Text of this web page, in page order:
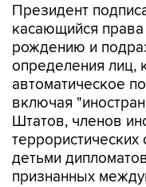
Президент
касающийся
рождению и
определения лиц,
автоматическое
включая
Штатов, членов
террористических
детьми
признанных